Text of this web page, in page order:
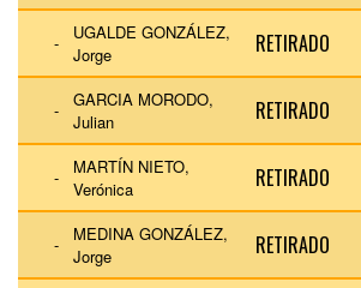
-
UGALDE GONZÁLEZ,
Jorge
RETIRADO
-
GARCIA MORODO,
Julian
RETIRADO
-
MARTÍN NIETO,
Verónica
RETIRADO
-
MEDINA GONZÁLEZ,
Jorge
RETIRADO